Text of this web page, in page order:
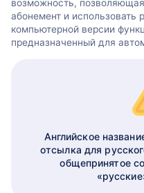
возможность,
абонемент и
компьютерной версии
предназначенный для
Английское
отсылка для
общепринятое